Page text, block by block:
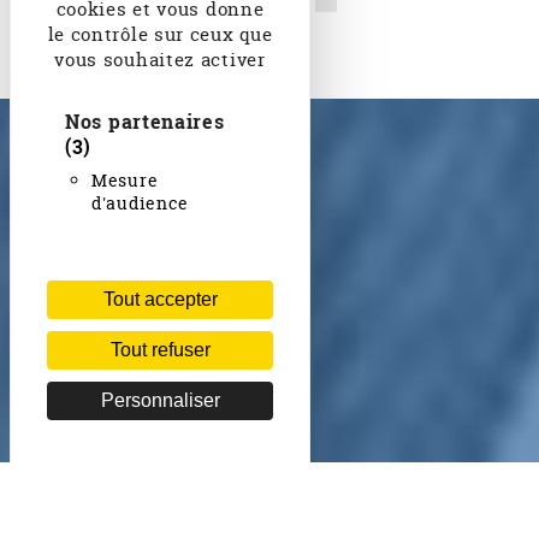
cookies et vous donne
le contrôle sur ceux que
vous souhaitez activer
Nos partenaires
(3)
Mesure
d'audience
Tout accepter
Tout refuser
Personnaliser